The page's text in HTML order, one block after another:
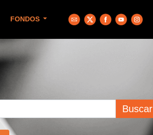
FONDOS
Buscar